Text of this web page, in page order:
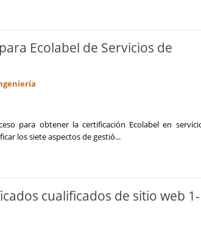
Ecolabel de Servicios de
para obtener la certificación Ecolabel en
los siete aspectos de gestió...
cualificados de sitio web 1-